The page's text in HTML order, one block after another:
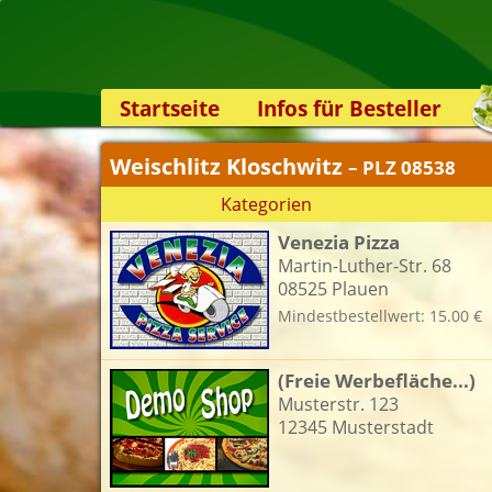
Startseite
Infos für Besteller
Lieferservice-App
Weiterempfehlen
Newsletter
Sicherheit
Kontakt
Weischlitz Kloschwitz – PLZ 08538
Kategorien
Venezia Pizza
Martin-Luther-Str. 68
08525 Plauen
Mindestbestellwert: 15.00 €
(Freie Werbefläche...)
Musterstr. 123
12345 Musterstadt